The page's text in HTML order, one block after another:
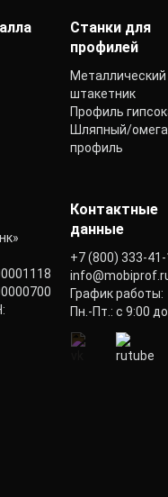
Станки для
профилей
Металлический
штакетник
Профиль
Шляпный/омега
профиль
Контактные
данные
+7 (800) 333-41-
График работы:
Пн.-Пт.: с 9:00